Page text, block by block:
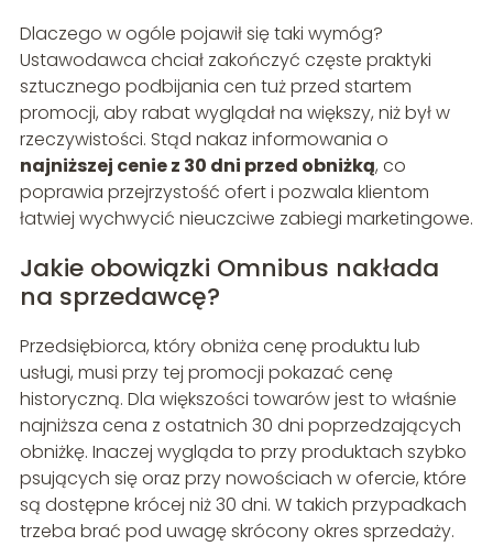
Dlaczego w ogóle pojawił się taki wymóg?
Ustawodawca chciał zakończyć częste praktyki
sztucznego podbijania cen tuż przed startem
promocji, aby rabat wyglądał na większy, niż był w
rzeczywistości. Stąd nakaz informowania o
najniższej cenie z 30 dni przed obniżką, co
poprawia przejrzystość ofert i pozwala klientom
łatwiej wychwycić nieuczciwe zabiegi marketingowe.
Jakie obowiązki Omnibus nakłada
na sprzedawcę?
Przedsiębiorca, który obniża cenę produktu lub
usługi, musi przy tej promocji pokazać cenę
historyczną. Dla większości towarów jest to właśnie
najniższa cena z ostatnich 30 dni poprzedzających
obniżkę. Inaczej wygląda to przy produktach szybko
psujących się oraz przy nowościach w ofercie, które
są dostępne krócej niż 30 dni. W takich przypadkach
trzeba brać pod uwagę skrócony okres sprzedaży.